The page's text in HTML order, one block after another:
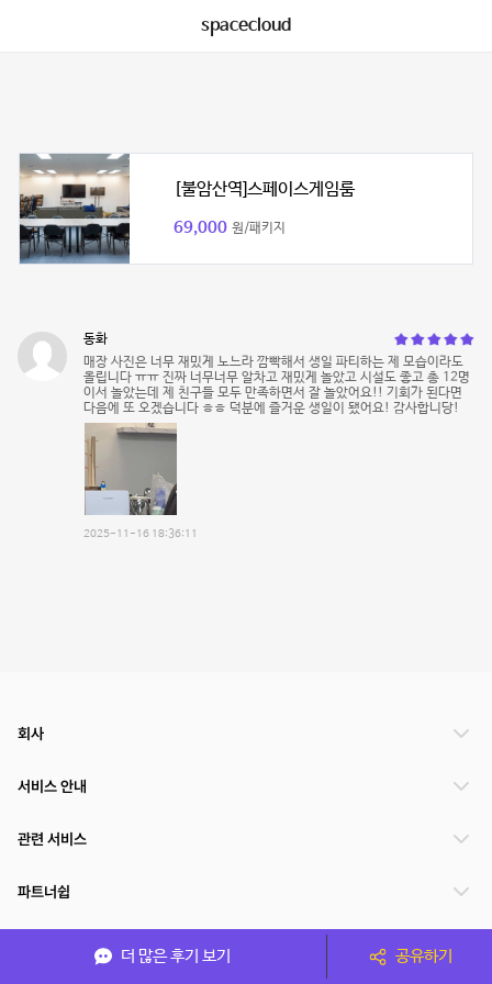
spacecloud
[불암산역]스페이스게임룸
69,000 원/패키지
동화
매장 사진은 너무 재밌게 노느라 깜빡해서 생일 파티하는 제 모습이라도
올립니다 ㅠㅠ 진짜 너무너무 알차고 재밌게 놀았고 시설도 좋고 총 12명
이서 놀았는데 제 친구들 모두 만족하면서 잘 놀았어요!! 기회가 된다면
다음에 또 오겠습니다 ㅎㅎ 덕분에 즐거운 생일이 됐어요! 감사합니당!
2025-11-16 18:36:11
더 많은 후기 보기 공유하기
회사
서비스 안내
관련 서비스
파트너쉽
서비스 제공 국가